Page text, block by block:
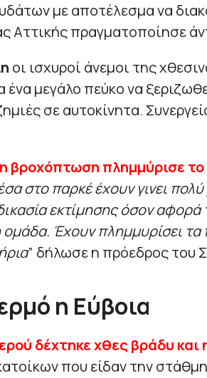
με αποτέλεσμα να
Αττικής πραγματοποίησε
οι ισχυροί άνεμοι της
μεγάλο πεύκο να
σε αυτοκίνητα.
βροχόπτωση πλημμύρισε το
στο παρκέ έχουν γινει
εκτίμησης όσον
ομάδα. Έχουν πλημμυρίσει
” δήλωσε η πρόεδρος του
η Εύβοια
δέχτηκε χθες βράδυ και
που είδαν την